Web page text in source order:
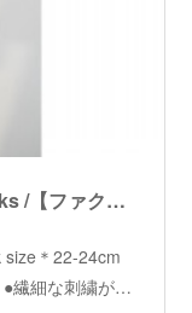
【fakui】flower see through socks /【ファクイ】フラワーシースルーソックス
＊22-24cm
●繊細な刺繍が…